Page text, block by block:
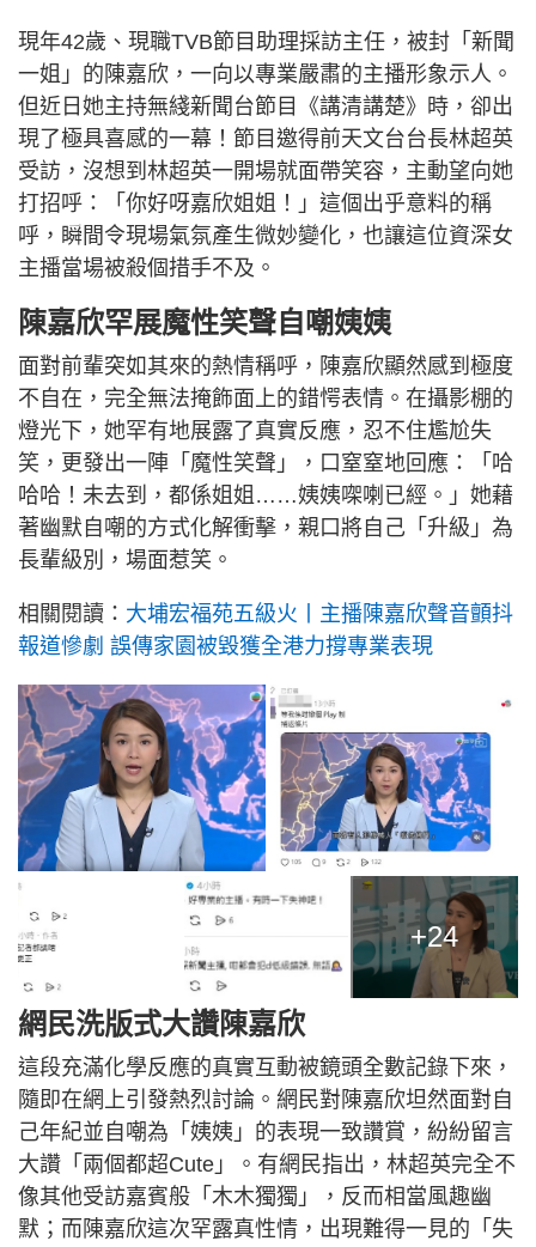
現年42歲、現職TVB節目助理採訪主任，被封「新聞
一姐」的陳嘉欣，一向以專業嚴肅的主播形象示人。
但近日她主持無綫新聞台節目《講清講楚》時，卻出
現了極具喜感的一幕！節目邀得前天文台台長林超英
受訪，沒想到林超英一開場就面帶笑容，主動望向她
打招呼：「你好呀嘉欣姐姐！」這個出乎意料的稱
呼，瞬間令現場氣氛產生微妙變化，也讓這位資深女
主播當場被殺個措手不及。
陳嘉欣罕展魔性笑聲自嘲姨姨
面對前輩突如其來的熱情稱呼，陳嘉欣顯然感到極度
不自在，完全無法掩飾面上的錯愕表情。在攝影棚的
燈光下，她罕有地展露了真實反應，忍不住尷尬失
笑，更發出一陣「魔性笑聲」，口窒窒地回應：「哈
哈哈！未去到，都係姐姐……姨姨㗎喇已經。」她藉
著幽默自嘲的方式化解衝擊，親口將自己「升級」為
長輩級別，場面惹笑。
相關閱讀： 大埔宏福苑五級火丨主播陳嘉欣聲音顫抖
報道慘劇 誤傳家園被毀獲全港力撐專業表現
+24
網民洗版式大讚陳嘉欣
這段充滿化學反應的真實互動被鏡頭全數記錄下來，
隨即在網上引發熱烈討論。網民對陳嘉欣坦然面對自
己年紀並自嘲為「姨姨」的表現一致讚賞，紛紛留言
大讚「兩個都超Cute」。有網民指出，林超英完全不
像其他受訪嘉賓般「木木獨獨」，反而相當風趣幽
默；而陳嘉欣這次罕露真性情，出現難得一見的「失